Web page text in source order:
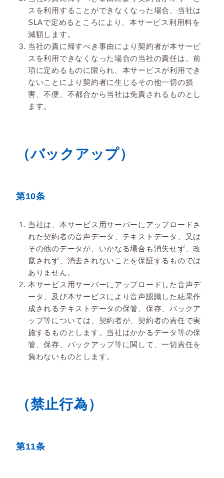
スを利用することができなくなった場合、当社は
SLAで定めるところにより、本サービス利用料を
減額します。
当社の責に帰すべき事由により契約者が本サービ
スを利用できなくなった場合の当社の責任は、前
項に定めるものに限られ、本サービスが利用でき
ないことにより契約者に生じるその他一切の損
害、不便、不都合から当社は免責されるものとし
ます。
（バックアップ）
第10条
当社は、本サービス用サーバーにアップロードさ
れた契約者の音声データ、テキストデータ、又は
その他のデータが、いかなる場合も消失せず、改
竄されず、消去されないことを保証するものでは
ありません。
本サービス用サーバーにアップロードした音声デ
ータ、及び本サービスにより音声認識した結果作
成されるテキストデータの保管、保存、バックア
ップ等については、契約者が、契約者の責任で実
施するものとします。当社はかかるデータ等の保
管、保存、バックアップ等に関して、一切責任を
負わないものとします。
（禁止行為）
第11条